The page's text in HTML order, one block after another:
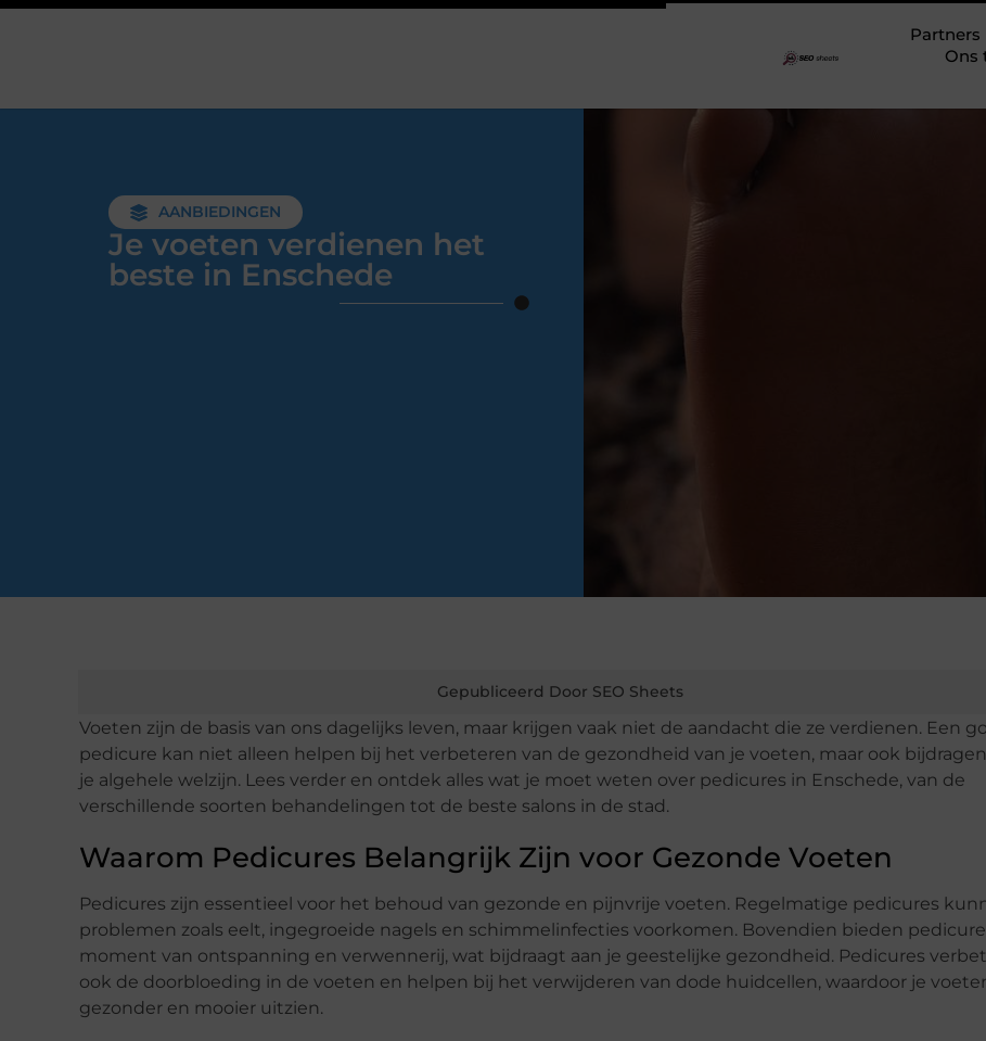
Partners
Ons
AANBIEDINGEN
Je voeten verdienen het
beste in Enschede
Gepubliceerd Door SEO Sheets
Voeten zijn de basis van ons dagelijks leven, maar krijgen vaak niet de aandacht die ze verdienen. Een
pedicure kan niet alleen helpen bij het verbeteren van de gezondheid van je voeten, maar ook
je algehele welzijn. Lees verder en ontdek alles wat je moet weten over pedicures in Enschede, van de
verschillende soorten behandelingen tot de beste salons in de stad.
Waarom Pedicures Belangrijk Zijn voor Gezonde Voeten
Pedicures zijn essentieel voor het behoud van gezonde en pijnvrije voeten. Regelmatige pedicures
problemen zoals eelt, ingegroeide nagels en schimmelinfecties voorkomen. Bovendien bieden
moment van ontspanning en verwennerij, wat bijdraagt aan je geestelijke gezondheid. Pedicures
ook de doorbloeding in de voeten en helpen bij het verwijderen van dode huidcellen, waardoor je
gezonder en mooier uitzien.